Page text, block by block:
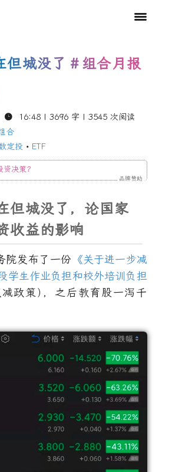
但城没了 # 组合月报
16:48 | 3696 字 |3545 次阅读
合
定投 • ETF
决策？
品牌赞助
但城没了，论国家
收益的影响
院发布了一份 《关于进一步减
学生作业负担和校外培训负担
减政策），之后教育股一泻千